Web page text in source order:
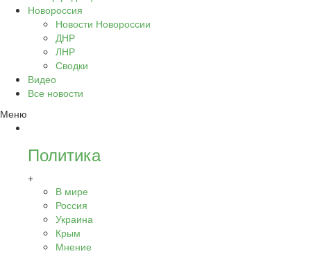
Новороссия
Новости Новороссии
ДНР
ЛНР
Сводки
Видео
Все новости
Меню
Политика
+
В мире
Россия
Украина
Крым
Мнение